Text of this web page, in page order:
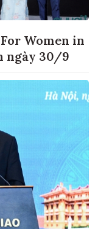
Women in
ngày 30/9